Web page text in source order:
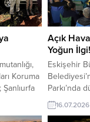
Koruma
icra
Açık
Yoğun İlgi!
Eskişehir
Parkı’nda
Sinema